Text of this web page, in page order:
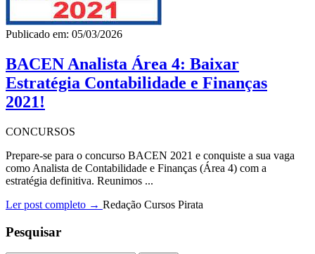
Publicado em: 05/03/2026
BACEN Analista Área 4: Baixar
Estratégia Contabilidade e Finanças
2021!
CONCURSOS
Prepare-se para o concurso BACEN 2021 e conquiste a sua vaga
como Analista de Contabilidade e Finanças (Área 4) com a
estratégia definitiva. Reunimos ...
Ler post completo → Redação Cursos Pirata
Pesquisar